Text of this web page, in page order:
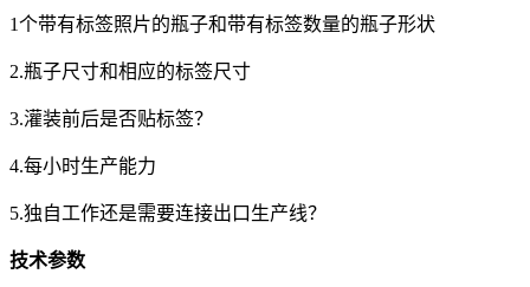
1个带有标签照片的瓶子和带有标签数量的瓶子形状
2.瓶子尺寸和相应的标签尺寸
3.灌装前后是否贴标签？
4.每小时生产能力
5.独自工作还是需要连接出口生产线？
技术参数